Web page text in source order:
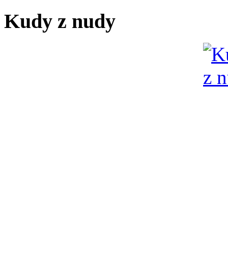
Kudy z nudy